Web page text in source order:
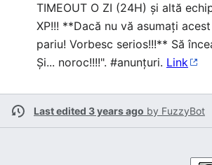
TIMEOUT O ZI (24H) și altă
XP!!! **Dacă nu vă asumați
pariu! Vorbesc serios!!!** Să
Și... noroc!!!!". #anunțuri. Link
Last edited 3 years ago by FuzzyBot